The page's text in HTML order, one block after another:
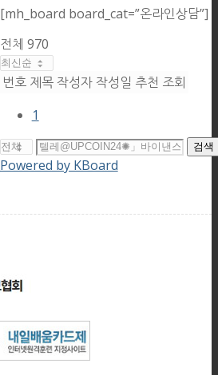
[mh_board board_cat=”온라인상담”]
전체 970
번호 제목 작성자 작성일 추천 조회
1
검색
Powered by KBoard